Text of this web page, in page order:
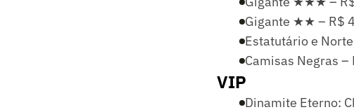
Gigante ★★ – R$
Estatutário e
Camisas Negras –
VIP
Dinamite Eterno: